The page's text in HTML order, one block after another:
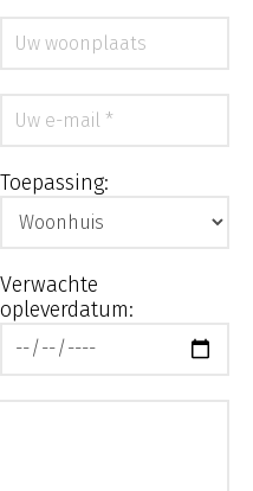
Toepassing:
Verwachte
opleverdatum: